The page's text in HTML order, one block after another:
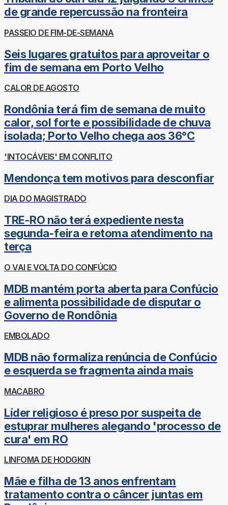
de grande repercussão na fronteira
PASSEIO DE FIM-DE-SEMANA
Seis lugares gratuitos para aproveitar o
fim de semana em Porto Velho
CALOR DE AGOSTO
Rondônia terá fim de semana de muito
calor, sol forte e possibilidade de chuva
isolada; Porto Velho chega aos 36°C
'INTOCÁVEIS' EM CONFLITO
Mendonça tem motivos para desconfiar
DIA DO MAGISTRADO
TRE-RO não terá expediente nesta
segunda-feira e retoma atendimento na
terça
O VAI E VOLTA DO CONFÚCIO
MDB mantém porta aberta para Confúcio
e alimenta possibilidade de disputar o
Governo de Rondônia
EMBOLADO
MDB não formaliza renúncia de Confúcio
e esquerda se fragmenta ainda mais
MACABRO
Líder religioso é preso por suspeita de
estuprar mulheres alegando 'processo de
cura' em RO
LINFOMA DE HODGKIN
Mãe e filha de 13 anos enfrentam
tratamento contra o câncer juntas em